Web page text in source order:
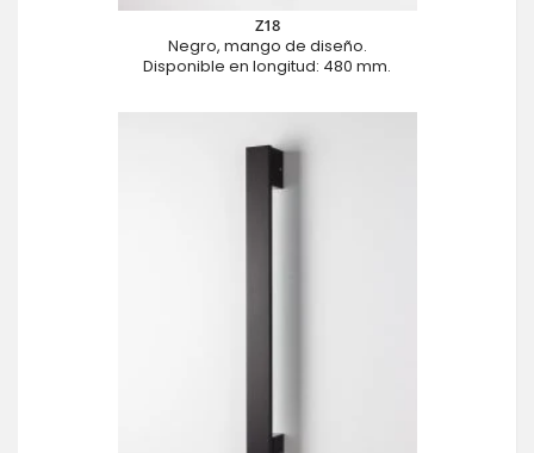
Z18
Negro, mango de diseño.
Disponible en longitud: 480 mm.